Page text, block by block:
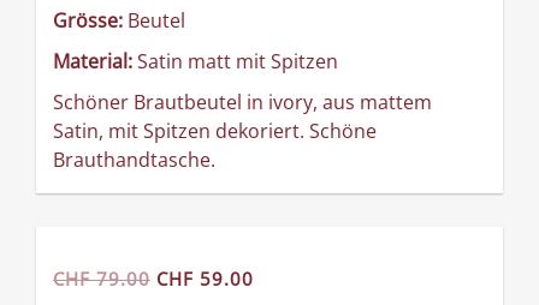
Grösse: Beutel
Material:Satin matt mit Spitzen
Schöner Brautbeutel in ivory, aus mattem
Satin, mit Spitzen dekoriert. Schöne
Brauthandtasche.
CHF 79.00 CHF 59.00